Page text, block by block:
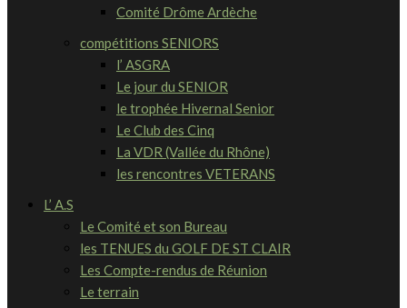
Comité Drôme Ardèche
compétitions SENIORS
l’ ASGRA
Le jour du SENIOR
le trophée Hivernal Senior
Le Club des Cinq
La VDR (Vallée du Rhône)
les rencontres VETERANS
L’ A.S
Le Comité et son Bureau
les TENUES du GOLF DE ST CLAIR
Les Compte-rendus de Réunion
Le terrain